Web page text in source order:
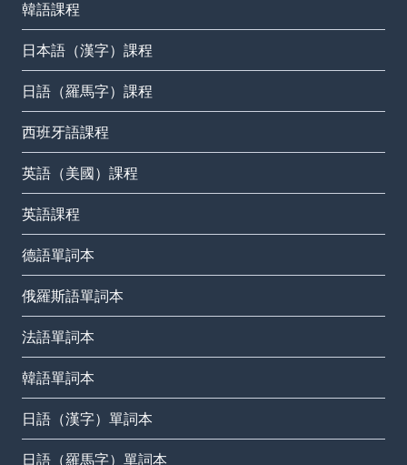
韓語課程
日本語（漢字）課程
日語（羅馬字）課程
西班牙語課程
英語（美國）課程
英語課程
德語單詞本
俄羅斯語單詞本
法語單詞本
韓語單詞本
日語（漢字）單詞本
日語（羅馬字）單詞本